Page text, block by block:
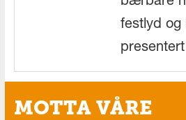
festlyd og
MOTTA VÅRE